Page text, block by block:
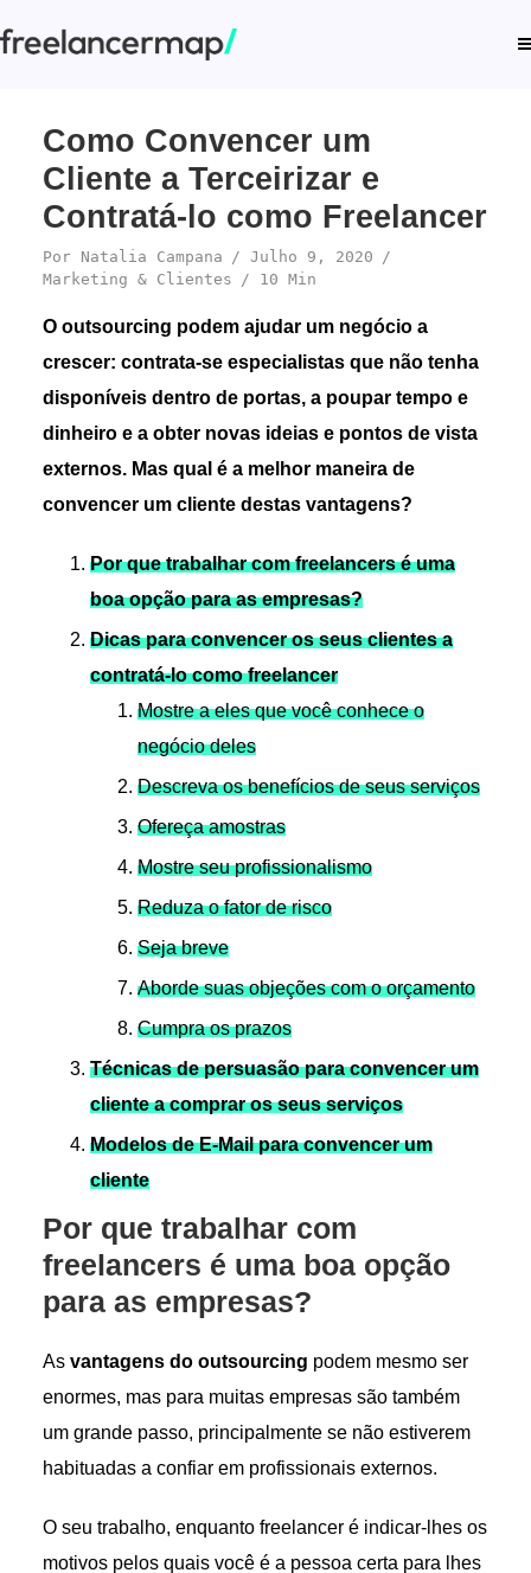
Como Convencer um
Cliente a Terceirizar e
Contratá-lo como Freelancer
Por Natalia Campana
Julho 9, 2020
Marketing & Clientes
10 Min
O outsourcing podem ajudar um negócio a
crescer: contrata-se especialistas que não tenha
disponíveis dentro de portas, a poupar tempo e
dinheiro e a obter novas ideias e pontos de vista
externos. Mas qual é a melhor maneira de
convencer um cliente destas vantagens?
Por que trabalhar com freelancers é uma
boa opção para as empresas?
Dicas para convencer os seus clientes a
contratá-lo como freelancer
Mostre a eles que você conhece o
negócio deles
Descreva os benefícios de seus serviços
Ofereça amostras
Mostre seu profissionalismo
Reduza o fator de risco
Seja breve
Aborde suas objeções com o orçamento
Cumpra os prazos
Técnicas de persuasão para convencer um
cliente a comprar os seus serviços
Modelos de E-Mail para convencer um
cliente
Por que trabalhar com
freelancers é uma boa opção
para as empresas?
As vantagens do outsourcing podem mesmo ser
enormes, mas para muitas empresas são também
um grande passo, principalmente se não estiverem
habituadas a confiar em profissionais externos.
O seu trabalho, enquanto freelancer é indicar-lhes os
motivos pelos quais você é a pessoa certa para lhes